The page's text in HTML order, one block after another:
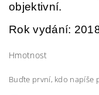
objektivní.
Rok vydání:
Hmotnost
Buďte první, kdo napíše